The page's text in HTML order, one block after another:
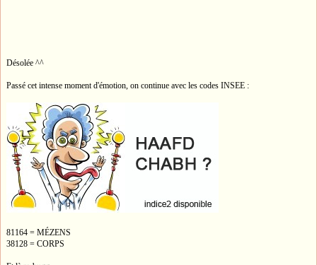
Désolée ^^
Passé cet intense moment d'émotion, on continue avec les codes INSEE :
81164 = MÉZENS
38128 = CORPS